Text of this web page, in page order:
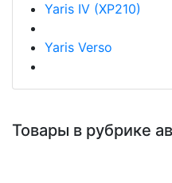
Yaris IV (XP210)
Yaris Verso
Товары в рубрике